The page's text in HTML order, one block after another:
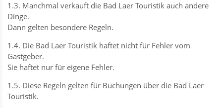
1.3. Manchmal verkauft die Bad Laer Touristik auch andere
Dinge.
Dann gelten besondere Regeln.
1.4. Die Bad Laer Touristik haftet nicht für Fehler vom
Gastgeber.
Sie haftet nur für eigene Fehler.
1.5. Diese Regeln gelten für Buchungen über die Bad Laer
Touristik.